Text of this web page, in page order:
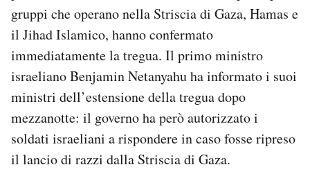
Newsletter
Notifiche mobile
Hai bisogno di aiuto?
Esci
gruppi che operano nella Striscia di Gaza, Hamas e
il Jihad Islamico, hanno confermato
immediatamente la tregua. Il primo ministro
israeliano Benjamin Netanyahu ha informato i suoi
ministri dell’estensione della tregua dopo
mezzanotte: il governo ha però autorizzato i
soldati israeliani a rispondere in caso fosse ripreso
il lancio di razzi dalla Striscia di Gaza.